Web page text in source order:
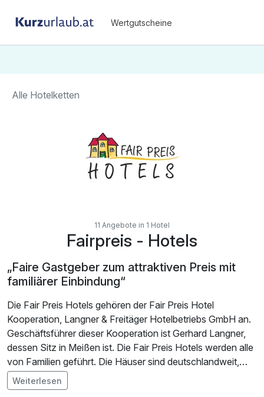
Wertgutscheine
Alle Hotelketten
11 Angebote in 1 Hotel
Fairpreis - Hotels
„Faire Gastgeber zum attraktiven Preis mit
familiärer Einbindung“
Die Fair Preis Hotels gehören der Fair Preis Hotel
Kooperation, Langner & Freitäger Hotelbetriebs GmbH an.
Geschäftsführer dieser Kooperation ist Gerhard Langner,
dessen Sitz in Meißen ist. Die Fair Preis Hotels werden alle
von Familien geführt. Die Häuser sind deutschlandweit,
sowohl im ländlichen als auch im städtischen Bereich, in
allen Regionen vertreten. Die Mitgliedshotels haben alle
Weiterlesen